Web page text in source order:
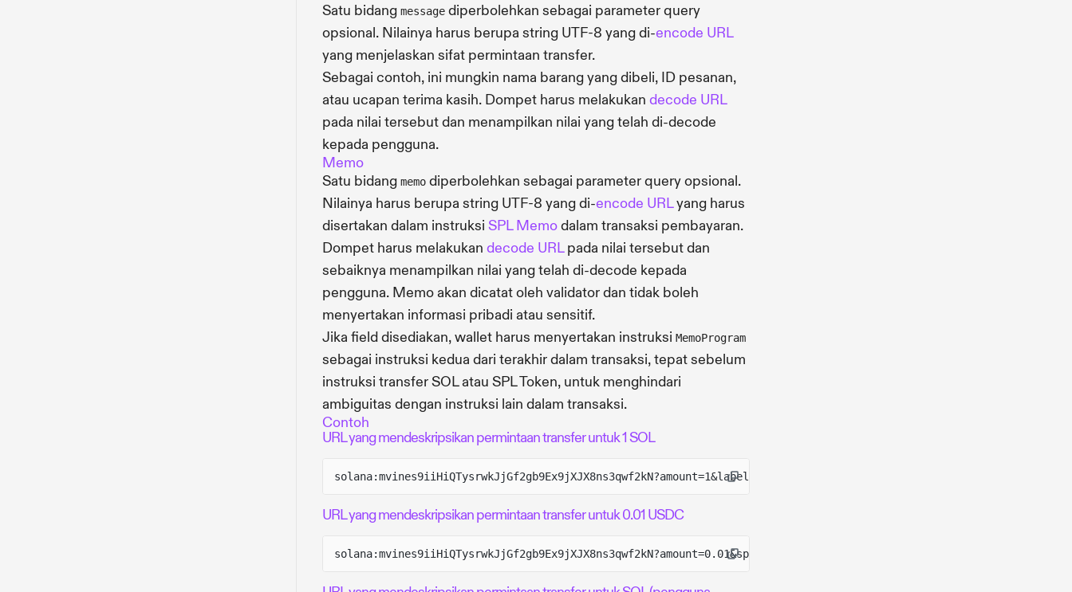
Satu bidang message diperbolehkan sebagai parameter query
opsional. Nilainya harus berupa string UTF-8 yang di-encode URL
yang menjelaskan sifat permintaan transfer.
Sebagai contoh, ini mungkin nama barang yang dibeli, ID pesanan,
atau ucapan terima kasih. Dompet harus melakukan decode URL
pada nilai tersebut dan menampilkan nilai yang telah di-decode
kepada pengguna.
Memo
Satu bidang memo diperbolehkan sebagai parameter query opsional.
Nilainya harus berupa string UTF-8 yang di-encode URLyang harus
disertakan dalam instruksi SPL Memodalam transaksi pembayaran.
Dompet harus melakukan decode URLpada nilai tersebut dan
sebaiknya menampilkan nilai yang telah di-decode kepada
pengguna. Memo akan dicatat oleh validator dan tidak boleh
menyertakan informasi pribadi atau sensitif.
Jika field disediakan, wallet harus menyertakan instruksi MemoProgram
sebagai instruksi kedua dari terakhir dalam transaksi, tepat sebelum
instruksi transfer SOL atau SPL Token, untuk menghindari
ambiguitas dengan instruksi lain dalam transaksi.
Contoh
URL yang mendeskripsikan permintaan transfer untuk 1 SOL
URL yang mendeskripsikan permintaan transfer untuk 0.01 USDC
solana:mvines9iiHiQTysrwkJjGf2gb9Ex9jXJX8ns3qwf2kN?amount=0.01&spl-